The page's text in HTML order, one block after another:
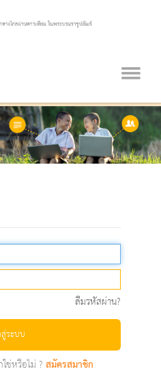
ลืมรหัสผ่าน?
สู่ระบบ
ช่หรือไม่ ?สมัครสมาชิก